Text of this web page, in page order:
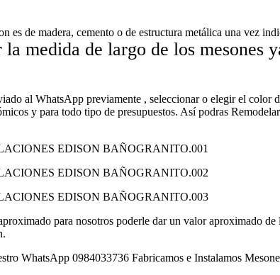
es de madera, cemento o de estructura metálica una vez
medida de largo de los mesones
al WhatsApp previamente , seleccionar o elegir el
y para todo tipo de presupuestos. Así podras
para nosotros poderle dar un valor aproximado
WhatsApp 0984033736 Fabricamos e Instalamos